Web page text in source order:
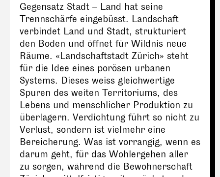
Gegensatz Stadt – Land hat seine
Trennschärfe eingebüsst. Landschaft
verbindet Land und Stadt, strukturiert
den Boden und öffnet für Wildnis neue
Räume. «Landschaftstadt Zürich» steht
für die Idee eines porösen urbanen
Systems. Dieses weiss gleichwertige
Spuren des weiten Territoriums, des
Lebens und menschlicher Produktion zu
überlagern. Verdichtung führt so nicht zu
Verlust, sondern ist vielmehr eine
Bereicherung. Was ist vorrangig, wenn es
darum geht, für das Wohlergehen aller
zu sorgen, während die Bewohnerschaft